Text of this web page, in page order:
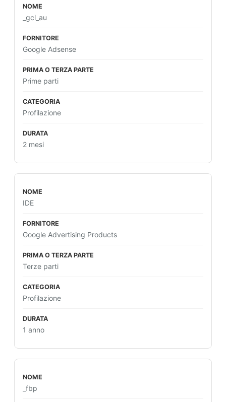
_gcl_au
Google Adsense
Prime parti
Profilazione
2 mesi
IDE
Google Advertising Products
Terze parti
Profilazione
1 anno
_fbp